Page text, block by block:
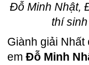
Đỗ Minh Nhật,
thí
Giành giải Nhất
em Đỗ Minh